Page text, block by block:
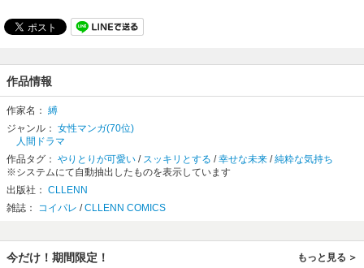
作品情報
作家名： 縛
ジャンル： 女性マンガ(70位)
人間ドラマ
作品タグ： やりとりが可愛い / スッキリとする /幸せな未来 /純粋な気持ち
※システムにて自動抽出したものを表示しています
出版社： CLLENN
雑誌：
コイパレ /CLLENN COMICS
今だけ！期間限定！ もっと見る